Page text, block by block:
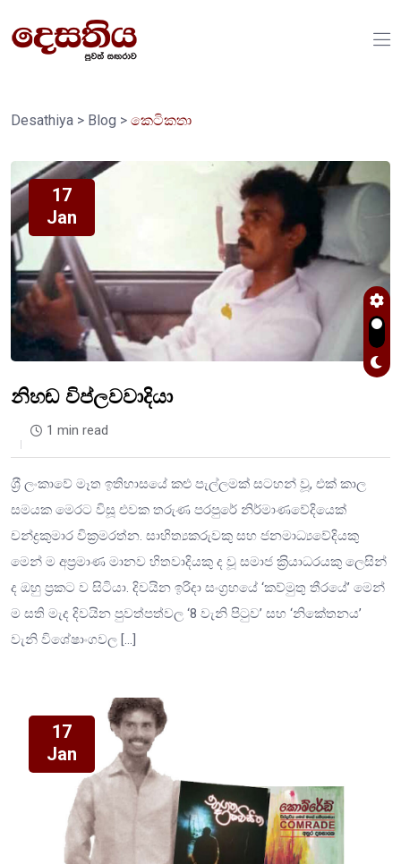
Desathiya > Blog > කෙටිකතා
17
Jan
නිහඬ විප්ලවවාදියා
1 min read
ශ‍්‍රී ලංකාවේ මෑත ඉතිහාසයේ කළු පැල්ලමක් සටහන් වූ, එක් කාල
සමයක මෙරට විසූ එවක තරුණ පරපුරේ නිර්මාණවේදියෙක්
චන්ද්‍රකුමාර වික‍්‍රමරත්න. සාහිත්‍යකරුවකු සහ ජනමාධ්‍යවේදියකු
මෙන් ම අප‍්‍රමාණ මානව හිතවාදියකු ද වූ සමාජ ක‍්‍රියාධරයකු ලෙසින්
ද ඔහු ප‍්‍රකට ව සිටියා. දිවයින ඉරිදා සංග‍්‍රහයේ ‘කව්මුතු තීරයේ’ මෙන්
ම සති මැද දිවයින පුවත්පත්වල ‘8 වැනි පිටුව’ සහ ‘නිකේතනය’
වැනි විශේෂාංගවල […]
17
Jan